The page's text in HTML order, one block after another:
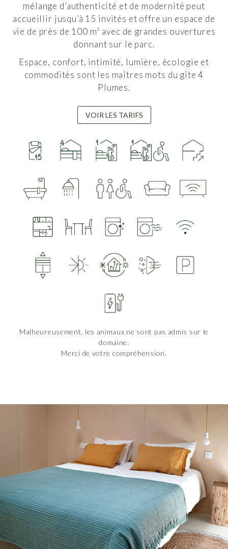
mélange d’authenticité et de modernité peut
accueillir jusqu’à 15 invités et offre un espace de
vie de près de 100 m² avec de grandes ouvertures
donnant sur le parc.
Espace, confort, intimité, lumière, écologie et
commodités sont les maîtres mots du gîte 4
Plumes.
VOIR LES TARIFS
Malheureusement, les animaux ne sont pas admis sur le
domaine.
Merci de votre compréhension.